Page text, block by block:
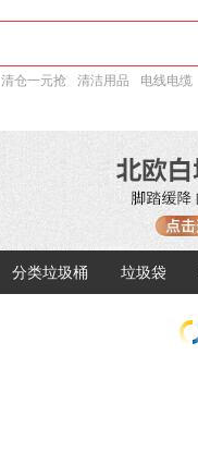
清仓一元抢 清洁用品 电线电缆
分类垃圾桶 垃圾袋